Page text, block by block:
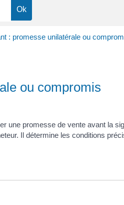
: promesse unilatérale ou
ou compromis
une promesse de vente avant la
Il détermine les conditions